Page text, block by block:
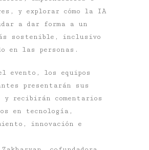
y explorar cómo la IA
a dar forma a un
sostenible, inclusivo
en las personas.
evento, los equipos
presentarán sus
y recibirán comentarios
en tecnología,
innovación e